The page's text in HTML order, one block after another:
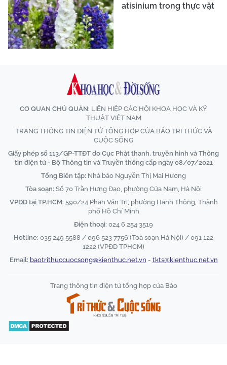
atisinium trong thực vật
CƠ QUAN CHỦ QUẢN: LIÊN HIỆP CÁC HỘI KHOA HỌC VÀ KỸ
THUẬT VIỆT NAM
TRANG THÔNG TIN ĐIỆN TỬ TỔNG HỢP CỦA BÁO TRI THỨC VÀ
CUỘC SỐNG
Giấy phép số 113/GP-TTĐT do Cục Phát thanh, truyền hình và Thông
tin điện tử - Bộ Thông tin và Truyền thông cấp ngày 08/07/2021
Tổng Biên tập: Nhà báo Nguyễn Thị Mai Hương
Tòa soạn: Số 70 Trần Hưng Đạo, phường Cửa Nam, Hà Nội
VPĐD tại TP.HCM: 590/24 Phan Văn Trị, phường Hạnh Thông, Thành
phố Hồ Chí Minh
Điện thoại: 024 6 254 3519
Hotline: 035 249 5588 / 096 523 7756 (Toà soạn Hà Nội) / 091 122
1222 (VPĐD TPHCM)
Email: baotrithuccuocsong@kienthuc.net.vn - tkts@kienthuc.net.vn
Trang thông tin điện tử tổng hợp của Báo